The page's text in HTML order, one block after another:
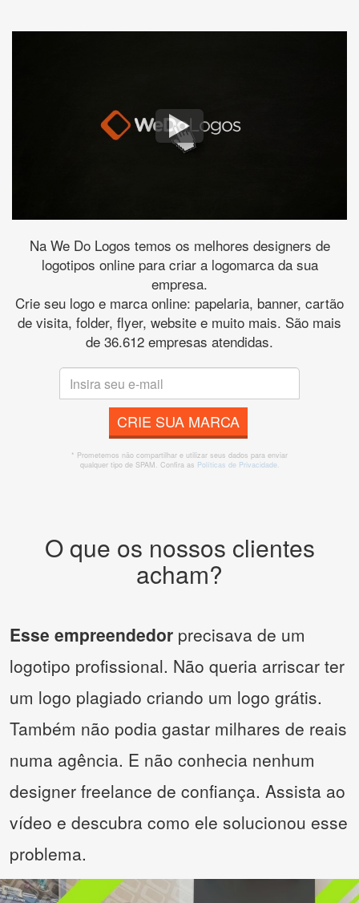
Na We Do Logos temos os melhores designers de
logotipos online para criar a logomarca da sua
empresa.
Crie seu logo e marca online: papelaria, banner, cartão
de visita, folder, flyer, website e muito mais. São mais
de 36.612 empresas atendidas.
CRIE SUA MARCA
* Prometemos não compartilhar e utilizar seus dados para enviar
qualquer tipo de SPAM. Confira as Políticas de Privacidade.
O que os nossos clientes
acham?
Esse empreendedor precisava de um
logotipo profissional. Não queria arriscar ter
um logo plagiado criando um logo grátis.
Também não podia gastar milhares de reais
numa agência. E não conhecia nenhum
designer freelance de confiança. Assista ao
vídeo e descubra como ele solucionou esse
problema.